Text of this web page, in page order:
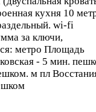
кухня 10
wi-fi
за ключи,
метро Площадь
- 5 мин.
м пл